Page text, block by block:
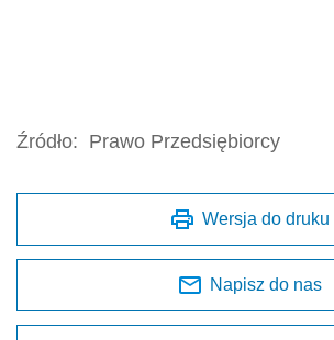
Źródło: Prawo Przedsiębiorcy
Wersja do druku
Napisz do nas